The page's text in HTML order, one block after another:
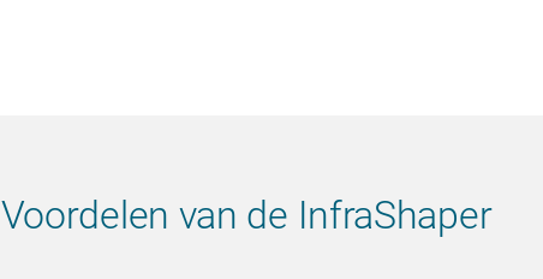
Voordelen van de InfraShaper